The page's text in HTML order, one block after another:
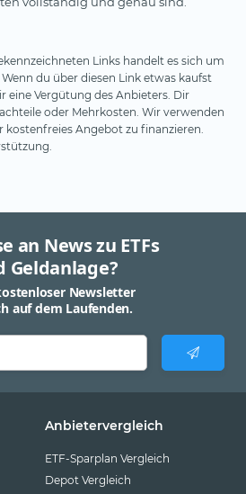
Links handelt es sich um
du über diesen Link etwas kaufst
eine Vergütung des Anbieters. Dir
oder Mehrkosten. Wir verwenden
kostenfreies Angebot zu finanzieren.
an News zu ETFs
Geldanlage?
Newsletter
auf dem Laufenden.
Anbietervergleich
ETF-Sparplan Vergleich
Depot Vergleich